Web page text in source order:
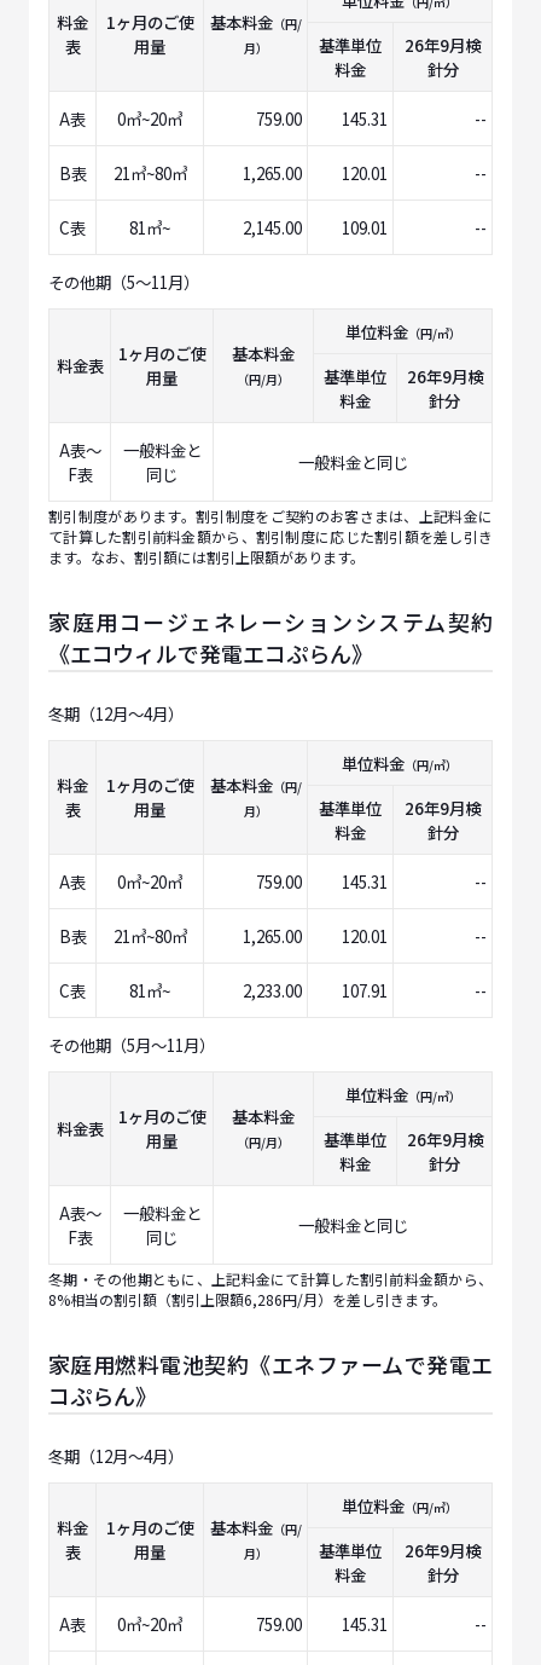
料金
表
1ヶ月のご使
用量
基本料金（円/
月）
基準単位
料金
26年9月検
針分
A表 0㎥~20㎥ 759.00 145.31 --
B表 21㎥~80㎥ 1,265.00 120.01 --
C表 81㎥~ 2,145.00 109.01 --
その他期（5～11月）
料金表
1ヶ月のご使
用量
基本料金
（円/月）
単位料金（円/㎥）
基準単位
料金
26年9月検
針分
A表～
F表
一般料金と
同じ
一般料金と同じ
割引制度があります。割引制度をご契約のお客さまは、上記料金に
て計算した割引前料金額から、割引制度に応じた割引額を差し引き
ます。なお、割引額には割引上限額があります。
家庭用コージェネレーションシステム契約
《エコウィルで発電エコぷらん》
冬期（12月～4月）
料金
表
1ヶ月のご使
用量
基本料金（円/
月）
単位料金 （円/㎥）
基準単位
料金
26年9月検
針分
A表 0㎥~20㎥ 759.00 145.31 --
B表 21㎥~80㎥ 1,265.00 120.01 --
C表 81㎥~ 2,233.00 107.91 --
その他期（5月～11月）
料金表
1ヶ月のご使
用量
基本料金
（円/月）
単位料金（円/㎥）
基準単位
料金
26年9月検
針分
A表～
F表
一般料金と
同じ
一般料金と同じ
冬期・その他期ともに、上記料金にて計算した割引前料金額から、
8%相当の割引額（割引上限額6,286円/月）を差し引きます。
家庭用燃料電池契約《エネファームで発電エ
コぷらん》
冬期（12月～4月）
料金
表
1ヶ月のご使
用量
基本料金（円/
月）
単位料金 （円/㎥）
基準単位
料金
26年9月検
針分
A表 0㎥~20㎥ 759.00 145.31 --